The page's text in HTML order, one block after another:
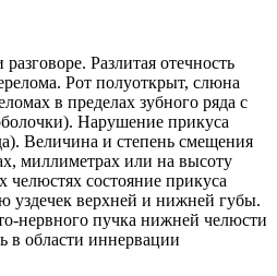
Разлитая отечность
Рот полуоткрыт, слюна
в пределах зубного ряда с
Нарушение прикуса
Величина и степень смещения
миллиметрах или на высоту
челюстях состояние прикуса
уздечек верхней и нижней губы.
нервного пучка нижней челюсти
в области иннервации